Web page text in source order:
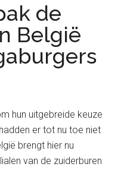
de
België
hun uitgebreide keuze
er tot nu toe niet
brengt hier nu
van de zuiderburen